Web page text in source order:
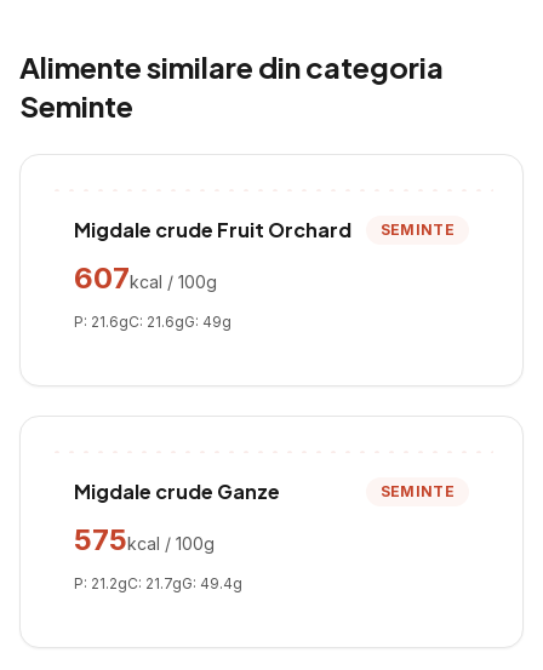
Alimente similare din categoria
Seminte
Migdale crude Fruit Orchard SEMINTE
607kcal / 100g
P: 21.6gC: 21.6gG: 49g
Migdale crude Ganze SEMINTE
575kcal / 100g
P: 21.2gC: 21.7gG: 49.4g